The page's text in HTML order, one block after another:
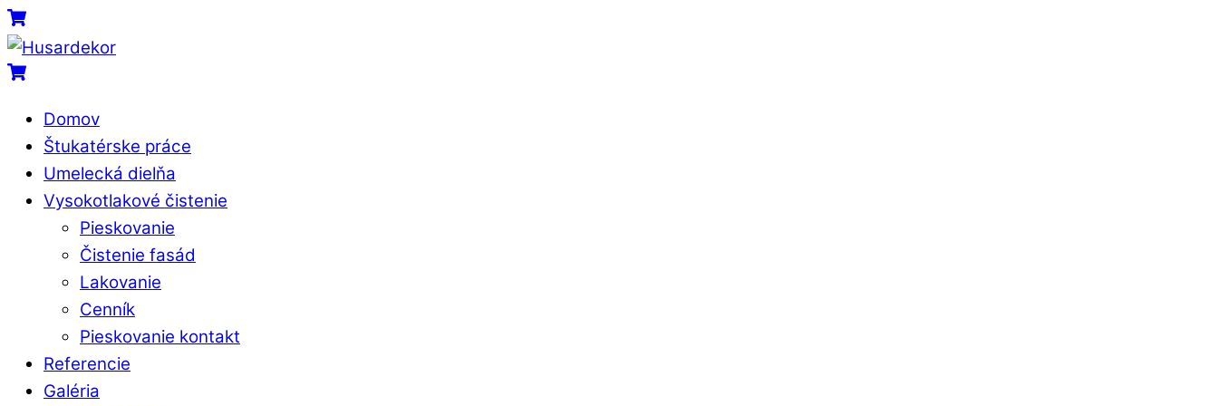
Skip
to
content
Menu
Cart
Cart
Domov
Štukatérske práce
Umelecká dielňa
Vysokotlakové čistenie
Pieskovanie
Čistenie fasád
Lakovanie
Cenník
Pieskovanie kontakt
Referencie
Galéria